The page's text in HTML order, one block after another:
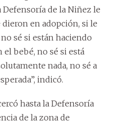
de la Niñez le
en adopción, si le
sé si están haciendo
bebé, no sé si está
nada, no sé a
indicó.
hasta la Defensoría
de la zona de